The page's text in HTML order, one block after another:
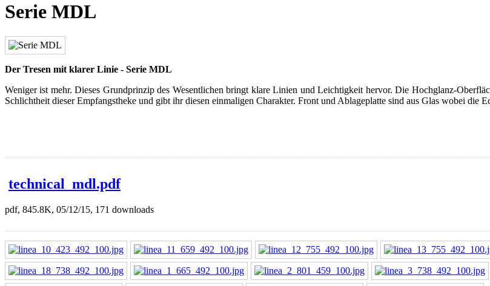
Serie MDL
Der Tresen mit klarer Linie - Serie MDL
Weniger ist mehr. Dieses Grundprinzip des Wesentlichen bringt klare Linien und Leichtigkeit hervor. Die Hochglanz-
Schlichtheit dieser Empfangstheke und gibt ihr diesen einmaligen Charakter. Front und Ablageplatte sind aus Glas wobei die
technical_mdl.pdf
pdf, 845.8K, 05/12/15, 171 downloads